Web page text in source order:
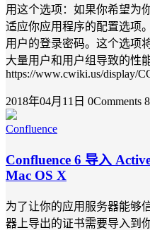
用这个选项：如果你希望为
适应你应用程序的配置选项
用户的登录密码。这个选项
大量用户和用户组导致的性
https://www.cwiki.us/display/
2018年04月11日 0Comments
Confluence
Confluence 6 导入
Mac OS X
为了让你的应用服务器能够
器上导出的证书需要导入到